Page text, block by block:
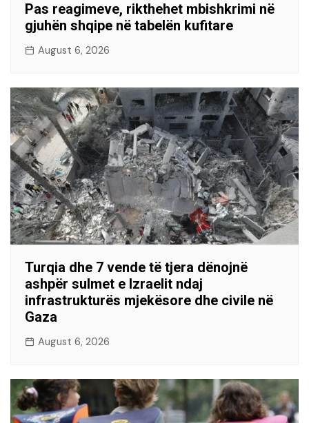
Pas reagimeve, rikthehet mbishkrimi në
gjuhën shqipe në tabelën kufitare
August 6, 2026
Turqia dhe 7 vende të tjera dënojnë
ashpër sulmet e Izraelit ndaj
infrastrukturës mjekësore dhe civile në
Gaza
August 6, 2026